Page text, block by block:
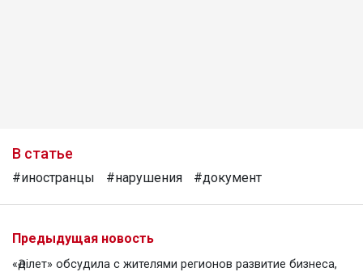
В статье
#иностранцы #нарушения #документ
Предыдущая новость
«Әділет» обсудила с жителями регионов развитие бизнеса,